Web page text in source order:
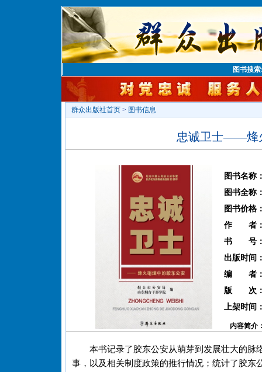
图书搜
群众出版社首页 > 图书信息
忠诚卫士——烽
图书名称
图书全称
图书价格
作 者
书 号
出版时间
编 者
版 次
上架时间
内容简介
本书记录了胶东公安从萌芽到发展壮大的脉
事，以及相关制度政策的推行情况；统计了胶